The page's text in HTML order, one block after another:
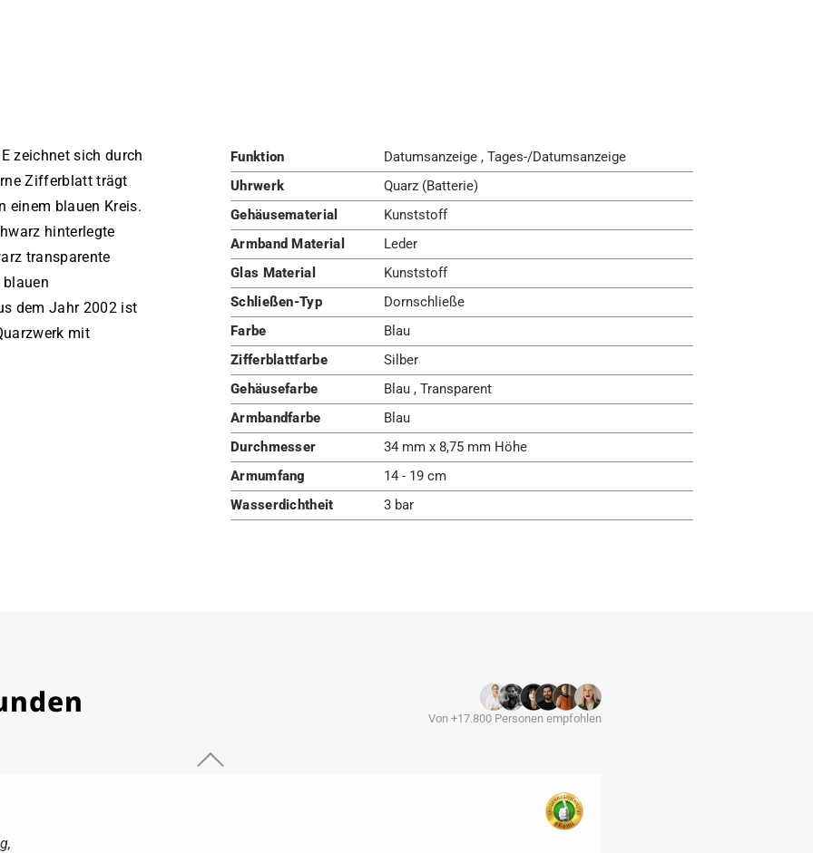
zeichnet sich durch
Zifferblatt trägt
einem blauen Kreis.
hinterlegte
transparente
dem Jahr 2002 ist
mit
Funktion
Datumsanzeige , Tages-/Datumsanzeige
Uhrwerk
Quarz (Batterie)
Gehäusematerial
Kunststoff
Armband Material
Leder
Glas Material
Kunststoff
Schließen-Typ
Dornschließe
Farbe
Blau
Zifferblattfarbe
Silber
Gehäusefarbe
Blau , Transparent
Armbandfarbe
Blau
Durchmesser
34 mm x 8,75 mm Höhe
Armumfang
14 - 19 cm
Wasserdichtheit
3 bar
Von +17.800 Personen empfohlen